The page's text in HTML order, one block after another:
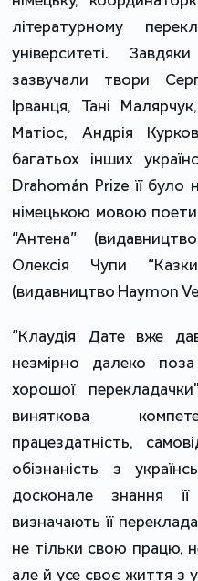
літературному
університеті.
зазвучали твори
Ірванця, Тані
Матіос, Андрія
багатьох інших
Drahomán Prize її було
німецькою мовою
“Антена”
Олексія Чупи
(видавництво Haymon
“Клаудія Дате вже
незмірно далеко
хорошої
виняткова
працездатність,
обізнаність з
досконале знання
визначають її
не тільки свою працю,
але й усе своє життя з